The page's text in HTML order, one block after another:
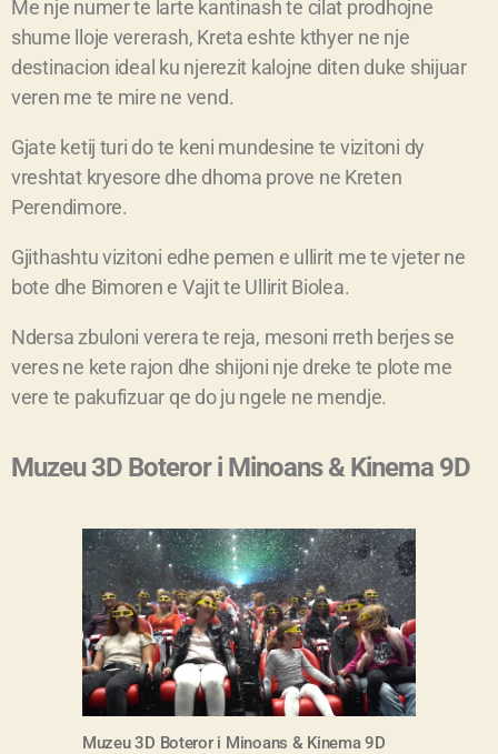
Me nje numer te larte kantinash te cilat prodhojne
shume lloje vererash, Kreta eshte kthyer ne nje
destinacion ideal ku njerezit kalojne diten duke shijuar
veren me te mire ne vend.
Gjate ketij turi do te keni mundesine te vizitoni dy
vreshtat kryesore dhe dhoma prove ne Kreten
Perendimore.
Gjithashtu vizitoni edhe pemen e ullirit me te vjeter ne
bote dhe Bimoren e Vajit te Ullirit Biolea.
Ndersa zbuloni verera te reja, mesoni rreth berjes se
veres ne kete rajon dhe shijoni nje dreke te plote me
vere te pakufizuar qe do ju ngele ne mendje.
Muzeu 3D Boteror i Minoans & Kinema 9D
Muzeu 3D Boteror i Minoans & Kinema 9D